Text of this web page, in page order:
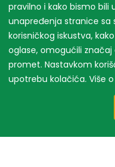
pravilno i kako bismo bili
unapređenja stranice sa
korisničkog iskustva,
oglase, omogućili
promet. Nastavkom
upotrebu kolačića. Više